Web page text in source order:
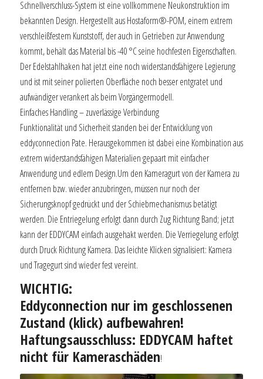
Schnellverschluss-System ist eine vollkommene Neukonstruktion im
bekannten Design. Hergestellt aus Hostaform®-POM, einem extrem
verschleißfestem Kunststoff, der auch in Getrieben zur Anwendung
kommt, behält das Material bis -40 °C seine hochfesten Eigenschaften.
Der Edelstahlhaken hat jetzt eine noch widerstandsfähigere Legierung
und ist mit seiner polierten Oberfläche noch besser entgratet und
aufwändiger verankert als beim Vorgängermodell.
Einfaches Handling – zuverlässige Verbindung
Funktionalität und Sicherheit standen bei der Entwicklung von
eddyconnection Pate. Herausgekommen ist dabei eine Kombination aus
extrem widerstandsfähigen Materialien gepaart mit einfacher
Anwendung und edlem Design.Um den Kameragurt von der Kamera zu
entfernen bzw. wieder anzubringen, müssen nur noch der
Sicherungsknopf gedrückt und der Schiebmechanismus betätigt
werden. Die Entriegelung erfolgt dann durch Zug Richtung Band; jetzt
kann der EDDYCAM einfach ausgehakt werden. Die Verriegelung erfolgt
durch Druck Richtung Kamera. Das leichte Klicken signalisiert: Kamera
und Tragegurt sind wieder fest vereint.
WICHTIG:
Eddyconnection nur im geschlossenen
Zustand (klick) aufbewahren!
Haftungsausschluss: EDDYCAM haftet
nicht für Kameraschäden!